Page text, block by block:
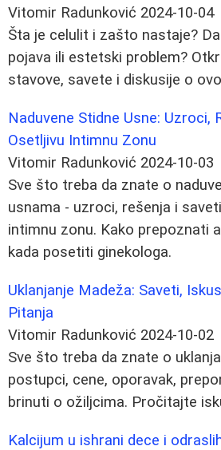
Vitomir Radunković 2024-10-04
Šta je celulit i zašto nastaje?
pojava ili estetski problem?
stavove, savete i diskusije o
Naduvene Stidne Usne: Uzroci,
Osetljivu Intimnu Zonu
Vitomir Radunković 2024-10-03
Sve što treba da znate o
usnama - uzroci, rešenja i
intimnu zonu. Kako prepoznati
kada posetiti ginekologa.
Uklanjanje Madeža: Saveti,
Pitanja
Vitomir Radunković 2024-10-02
Sve što treba da znate o
postupci, cene, oporavak,
brinuti o ožiljcima. Pročitajte
Kalcijum u ishrani dece i